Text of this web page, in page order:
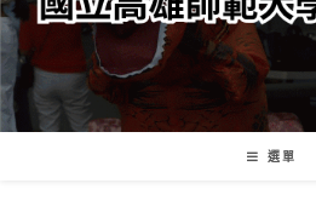
容
選單